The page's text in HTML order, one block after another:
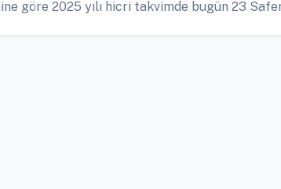
göre 2025 yılı hicri takvimde bugün 23